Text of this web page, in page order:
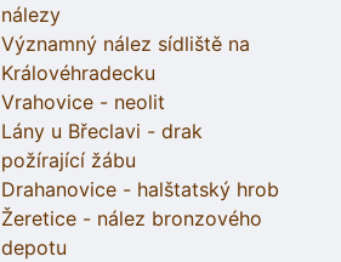
nálezy
Významný nález sídliště na
Královéhradecku
Vrahovice - neolit
Lány u Břeclavi - drak
požírající žábu
Drahanovice - halštatský hrob
Žeretice - nález bronzového
depotu